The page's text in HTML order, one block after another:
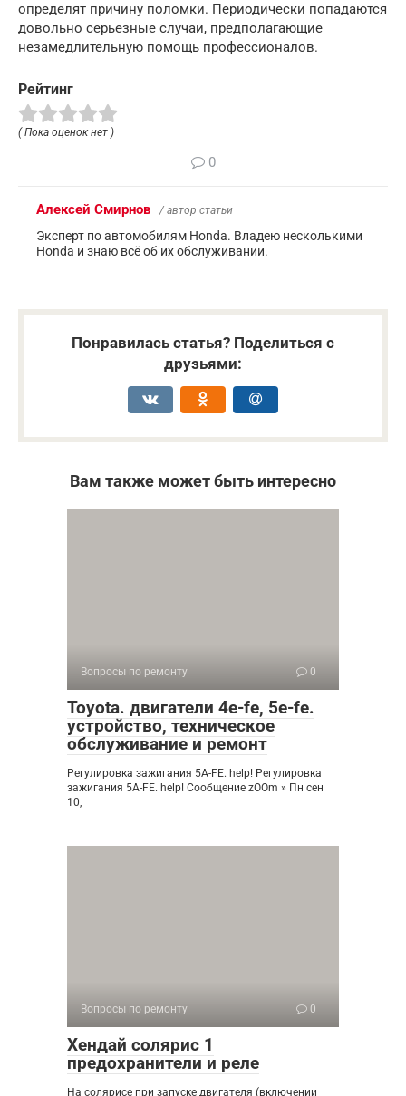
определят причину поломки. Периодически попадаются
довольно серьезные случаи, предполагающие
незамедлительную помощь профессионалов.
Рейтинг
( Пока оценок нет )
0
Алексей Смирнов / автор статьи
Эксперт по автомобилям Honda. Владею несколькими
Honda и знаю всё об их обслуживании.
Понравилась статья? Поделиться с
друзьями:
Вам также может быть интересно
Вопросы по ремонту 0
Toyota. двигатели 4е-fe, 5e-fe.
устройство, техническое
обслуживание и ремонт
Регулировка зажигания 5A-FE. help! Регулировка
зажигания 5A-FE. help! Сообщение zOOm » Пн сен
10,
Вопросы по ремонту 0
Хендай солярис 1
предохранители и реле
На солярисе при запуске двигателя (включении